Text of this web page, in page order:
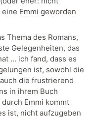
Emmi geworden
Thema des Romans,
Gelegenheiten, das
... ich fand, dass es
ist, sowohl die
die frustrierend
in ihrem Buch
Emmi kommt
ist, nicht aufzugeben